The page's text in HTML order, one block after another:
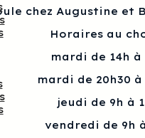
chez Augustine et
Horaires au
mardi de 14h à
mardi de 20h30 à
jeudi de 9h à
vendredi de 9h